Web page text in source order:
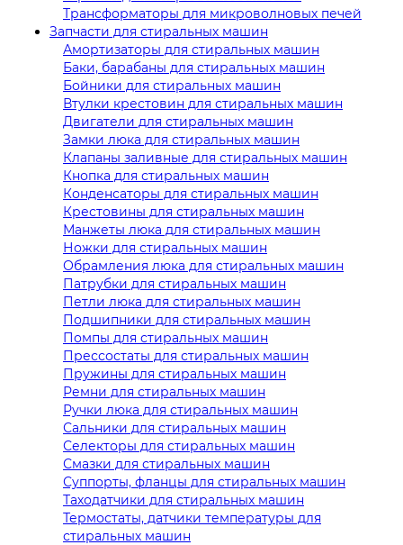
Трансформаторы для микроволновых печей
Запчасти для стиральных машин
Амортизаторы для стиральных машин
Баки, барабаны для стиральных машин
Бойники для стиральных машин
Втулки крестовин для стиральных машин
Двигатели для стиральных машин
Замки люка для стиральных машин
Клапаны заливные для стиральных машин
Кнопка для стиральных машин
Конденсаторы для стиральных машин
Крестовины для стиральных машин
Манжеты люка для стиральных машин
Ножки для стиральных машин
Обрамления люка для стиральных машин
Патрубки для стиральных машин
Петли люка для стиральных машин
Подшипники для стиральных машин
Помпы для стиральных машин
Прессостаты для стиральных машин
Пружины для стиральных машин
Ремни для стиральных машин
Ручки люка для стиральных машин
Сальники для стиральных машин
Селекторы для стиральных машин
Смазки для стиральных машин
Суппорты, фланцы для стиральных машин
Таходатчики для стиральных машин
Термостаты, датчики температуры для
стиральных машин